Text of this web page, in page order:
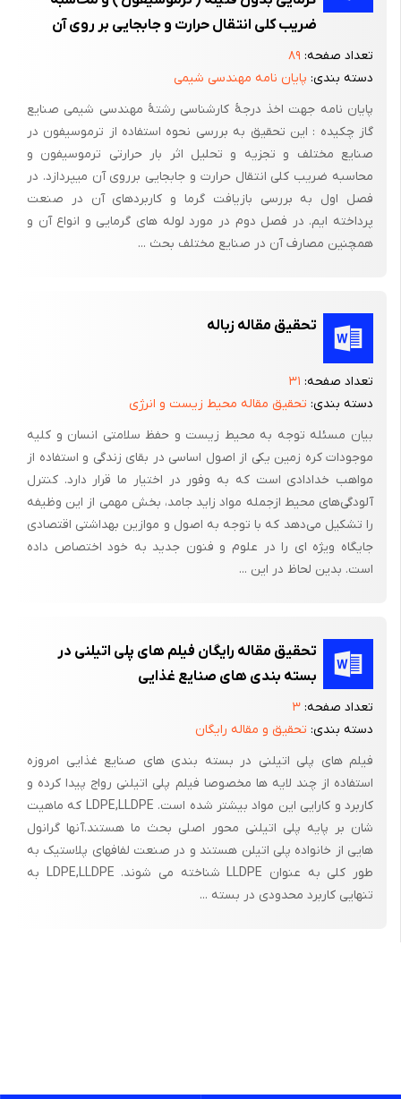
- طراحی 250 پروژه‌ی فضای سبز ، شامل رمپ و لوپ بزرگراه‌ها ،‌رفیوژ‌ها
،‌میادین و مثلثی ها در نقاط مختلف شهر تهران .
- آموزش شهرداران نواحی و روسای فضای سبز مناطق شهرداری تهران
- پروژه آب رسانی و آبیاری بارانی فضای سبز حریم بزرگراه ها با لوله
گذاری و طول ده ها کیلومتر
-اجرای 45 طرح تحقیقاتی مرتبط با تنگناهای موجود در امر حفظ و
توسعه فضای سبز
فضای سبز تهران
ضریب کلی انتقال حرارت و جابجایی بر روی آن
تعداد صفحه: ۸۹
دسته بندی: پایان نامه مهندسی شیمی
پایان نامه جهت اخذ درجۀ کارشناسی رشتۀ مهندسی شیمی صنایع
گاز چکیده : این تحقیق به بررسی نحوه استفاده از ترموسیفون در
صنایع مختلف و تجزیه و تحلیل اثر بار حرارتی ترموسیفون و
محاسبه ضریب کلی انتقال حرارت و جابجایی برروی آن میپردازد. در
فصل اول به بررسی بازیافت گرما و کاربردهای آن در صنعت
پرداخته ایم. در فصل دوم در مورد لوله های گرمایی و انواع آن و
همچنین مصارف آن در صنایع مختلف بحث ...
تحقیق مقاله زباله
تعداد صفحه: ۳۱
دسته بندی: تحقیق مقاله محیط زیست و انرژی
بیان مسئله توجه به محیط زیست و حفظ سلامتی انسان و کلیه
موجودات کره زمین یکی از اصول اساسی در بقای زندگی و استفاده از
مواهب خدادادی است که به وفور در اختیار ما قرار دارد. کنترل
آلودگی‌های محیط ازجمله مواد زاید جامد، بخش مهمی از این وظیفه
را تشکیل می‌دهد که با توجه به اصول و موازین بهداشتی اقتصادی
جایگاه ویژه ای را در علوم و فنون جدید به خود اختصاص داده
است. بدین لحاظ در این ...
تحقیق مقاله رایگان فیلم های پلی اتیلنی در
بسته بندی های صنایع غذایی
تعداد صفحه: ۳
دسته بندی: تحقیق و مقاله رایگان
فیلم های پلی اتیلنی در بسته بندی های صنایع غذایی امروزه
استفاده از چند لایه ها مخصوصا فیلم پلی اتیلنی رواج پیدا کرده و
کاربرد و کارایی این مواد بیشتر شده است. LDPE,LLDPE که ماهیت
شان بر پایه پلی اتیلنی محور اصلی بحث ما هستند.آنها گرانول
هایی از خانواده پلی اتیلن هستند و در صنعت لفافهای پلاستیک به
طور کلی به عنوان LLDPE شناخته می شوند. LDPE,LLDPE به
تنهایی کاربرد محدودی در بسته ...